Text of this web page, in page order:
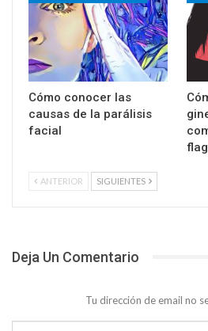
Cómo conocer las
causas de la parálisis
facial
ANTERIOR SIGUIENTES
Deja Un Comentario
Tu dirección de email no